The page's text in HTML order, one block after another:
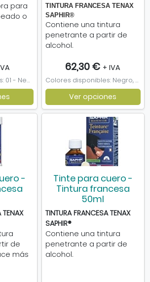
para
o
Colores Disponibles: 01 - Negro, 04 - Marrón, 05 - Marrón oscuro, 24 - Plata, 42 - Beige Rosado, 44 - Crema, 52 - Naranja, 53 - Amarillo, 56 - Gabardina, 63 - Blanco Roto, 80 - Humo, 84 - Violeta, 89 - Rojo Cereza, 90 - Azul Tejano, 904 - Azul Océano
TINTURA FRANCESA TENAX
SAPHIR®
Contiene una tintura
penetrante a partir de
alcohol.
62,30 € + IVA
Colores disponibles: Negro, Marrón, Marrón oscuro
Ver opciones
-
TENAX
de
más
Tinte para cuero -
Tintura francesa
50ml
TINTURA FRANCESA TENAX
SAPHIR®
Contiene una tintura
penetrante a partir de
alcohol.